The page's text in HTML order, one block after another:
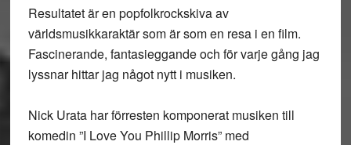
Resultatet är en popfolkrockskiva av
världsmusikkaraktär som är som en resa i en film.
Fascinerande, fantasieggande och för varje gång jag
lyssnar hittar jag något nytt i musiken.
Nick Urata har förresten komponerat musiken till
komedin ”I Love You Phillip Morris” med